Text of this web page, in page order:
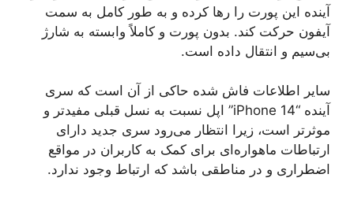
آینده این پورت را رها کرده و به طور کامل به سمت
آیفون حرکت کند. بدون پورت و کاملاً وابسته به شارژ
بی‌سیم و انتقال داده است.
سایر اطلاعات فاش شده حاکی از آن است که سری
آینده “iPhone 14” اپل نسبت به نسل قبلی مفیدتر و
موثرتر است، زیرا انتظار می‌رود سری جدید دارای
ارتباطات ماهواره‌ای برای کمک به کاربران در مواقع
اضطراری و در مناطقی باشد که ارتباط وجود ندارد.